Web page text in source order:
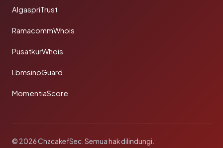
AlgaspriTrust
RamacommWhois
PusatkurWhois
LbmsinoGuard
MomentiaScore
© 2026 ChzcakefSec. Semua hak dilindungi.